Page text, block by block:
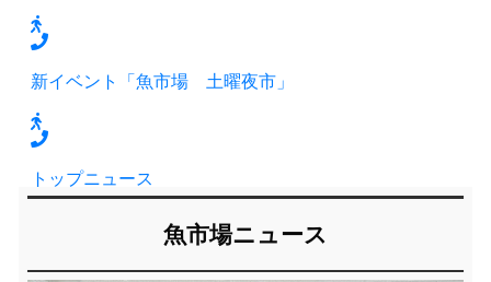
新イベント「魚市場 土曜夜市」
トップニュース
魚市場ニュース